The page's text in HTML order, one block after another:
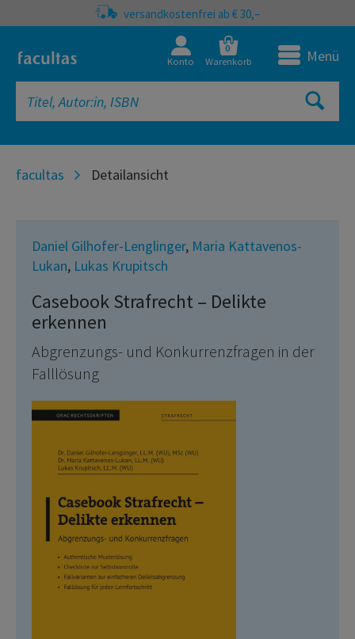
versandkostenfrei ab € 30,–
Konto
0
Warenkorb Menü
facultas Detailansicht
Daniel Gilhofer-Lenglinger, Maria Kattavenos-
Lukan, Lukas Krupitsch
Casebook Strafrecht – Delikte
erkennen
Abgrenzungs- und Konkurrenzfragen in der
Falllösung